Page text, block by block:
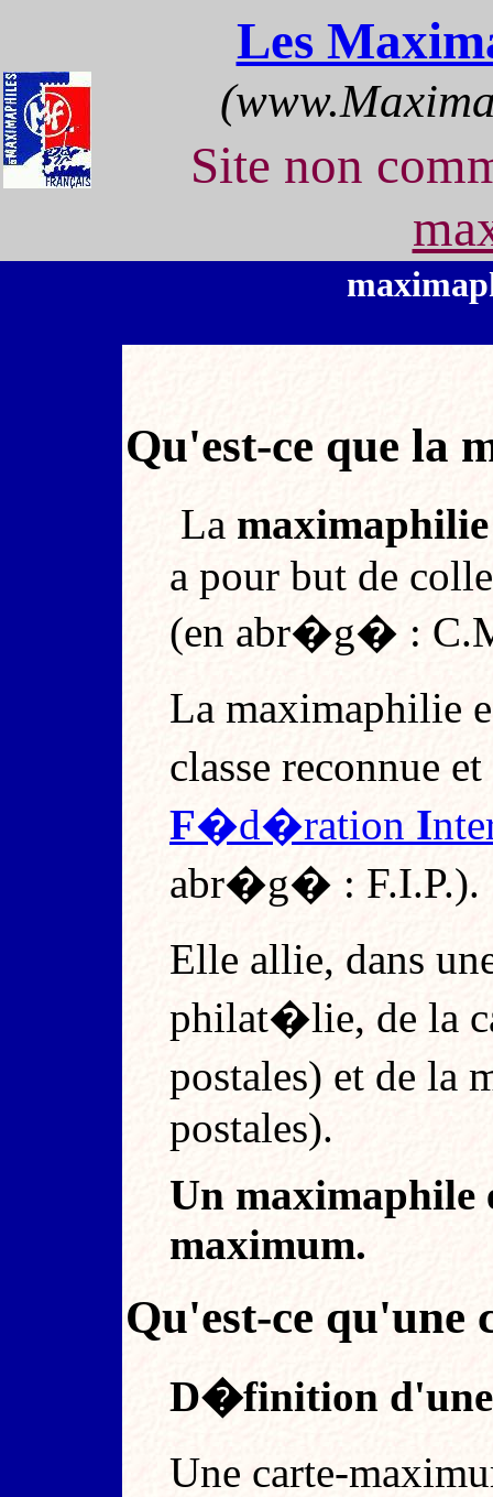
Les
Site non
Qu'est-ce que la
La maximaphilie
a pour but de
(en abr�g� :
La maximaphilie
classe reconnue et
F�d�ration I
abr�g� : F.I.P.).
Elle allie, dans
philat�lie, de la
postales) et de la
postales).
Un maximaphile
maximum.
Qu'est-ce qu'une
D�finition d'une
Une carte-